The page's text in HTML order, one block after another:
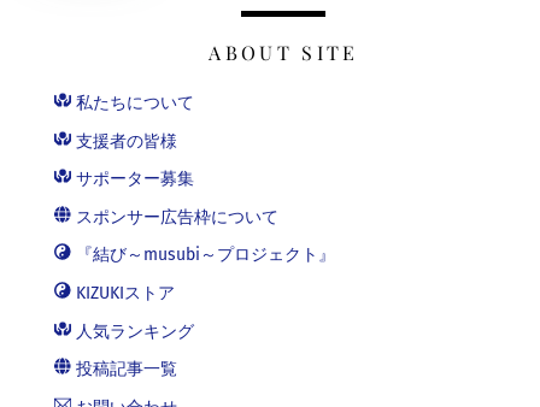
ABOUT SITE
私たちについて
支援者の皆様
サポーター募集
スポンサー広告枠について
『結び～musubi～プロジェクト』
KIZUKIストア
人気ランキング
投稿記事一覧